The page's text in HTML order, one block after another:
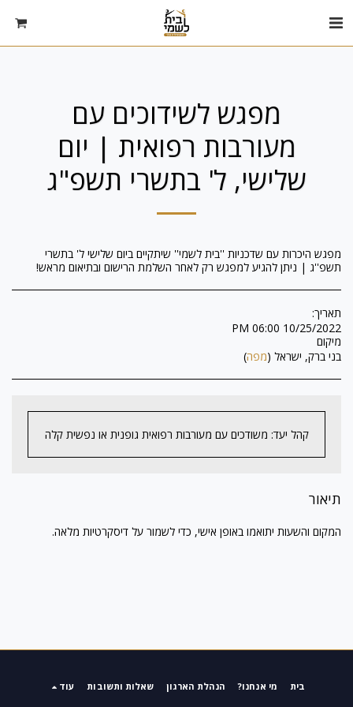
מפגש לשידוכים עם
מעורבות רפואית | יום
שלישי, ל' בתשרי תשפ"ג
מפגש היכרות עם שדכניות ''בית לשמי'' שיתקיים ביום שלישי ל' בתשרי
תשפ''ג | ניתן להגיע למפגש רק לאחר השלמת הרישום ובתיאום מראש!
תאריך:
10/25/2022 06:00 PM
מיקום
בני ברק, ישראל (מפה)
קהל יעד: משודכים עם מעורבות רפואית גופנית או נפשית קלה
תיאור
המקום והשעות יתואמו באופן אישי, כדי לשמור על דיסקרטיות מלאה.
בית מי אנחנו? הנהלת הארגון שאלות ותשובות עוד